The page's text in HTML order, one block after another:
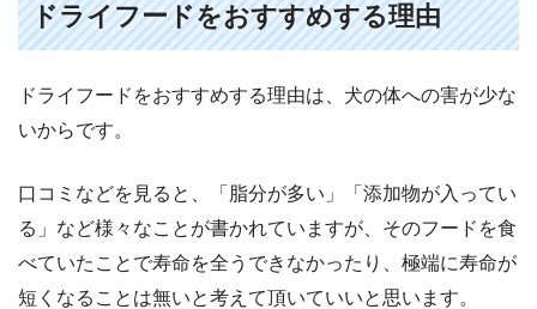
ドライフードをおすすめする理由
ドライフードをおすすめする理由は、犬の体への害が少な
いからです。
口コミなどを見ると、「脂分が多い」「添加物が入ってい
る」など様々なことが書かれていますが、そのフードを食
べていたことで寿命を全うできなかったり、極端に寿命が
短くなることは無いと考えて頂いていいと思います。